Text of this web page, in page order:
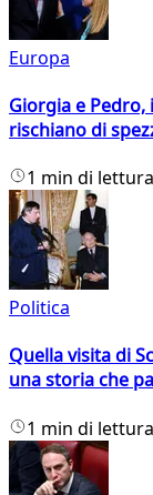
Europa
Giorgia e
rischiano di
1 min di lettura
Politica
Quella visita di
una storia che
1 min di lettura